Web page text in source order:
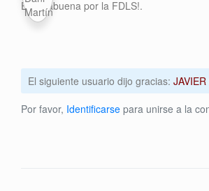
Enhorabuena por la FDLS!.
El siguiente usuario dijo gracias:
Por favor, Identificarse para unirse a la